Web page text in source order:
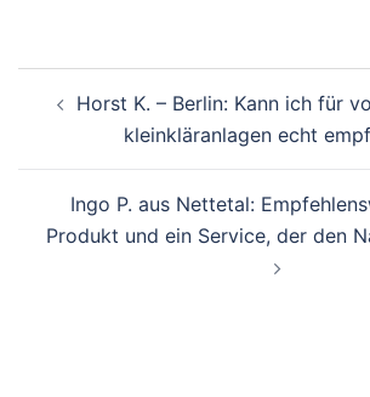
Horst K. – Berlin: Kann ich für
kleinkläranlagen echt
Ingo P. aus Nettetal:
Produkt und ein Service, der den